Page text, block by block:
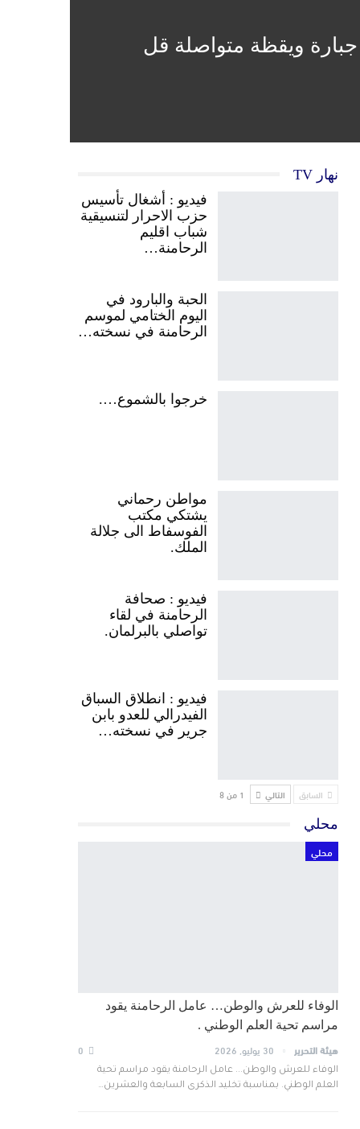
ويقظة متواصلة قل
نهار TV
فيديو : أشغال تأسيس
حزب الاحرار لتنسيقية
شباب اقليم
الرحامنة…
الحبة والبارود في
اليوم الختامي لموسم
الرحامنة في نسخته…
خرجوا بالشموع….
مواطن رحماني
يشتكي مكتب
الفوسفاط الى جلالة
الملك.
فيديو : صحافة
الرحامنة في لقاء
تواصلي بالبرلمان.
فيديو : انطلاق السباق
الفيدرالي للعدو بابن
جرير في نسخته…
السابق التالي
1 من 8
محلي
محلي
الوفاء للعرش والوطن… عامل الرحامنة يقود
مراسم تحية العلم الوطني .
هيئة التحرير 30 يوليو, 2026
الوفاء للعرش والوطن... عامل الرحامنة يقود مراسم تحية
العلم الوطني. بمناسبة تخليد الذكرى السابعة والعشرين…